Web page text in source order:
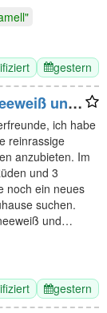
gestern
und
ich habe
reinrassige
anzubieten. Im
und 3
noch ein neues
suchen.
und…
gestern